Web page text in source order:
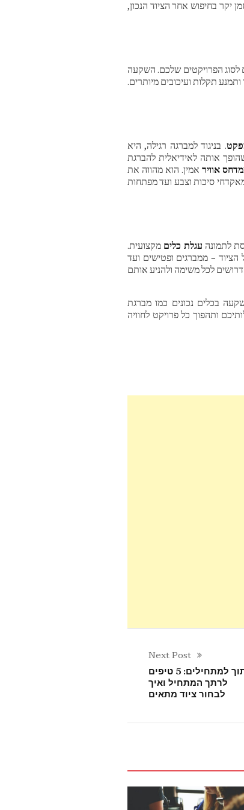
יקר בחיפוש אחר הציוד הנכון,
לסוג הפרויקטים שלכם. השקעה
תקלות ועיכובים מיותרים.
. בניגוד למברגה רגילה, היא
אותה לאידיאלית להברגת
מדחס אוויראמין. הוא מהווה את
סיכות וצבע ועד מפתחות
לתמונה עגלת כלים מקצועית.
– ממברגים ופטישים ועד
לכל משימה ולהניע אותם
בכלים נכונים כמו מברגת
ותהפוך כל פרויקט לחוויה
Next Post
ריתוך למתחילים: 5 טיפים
לרתך המתחיל ואיך
לבחור ציוד מתאים